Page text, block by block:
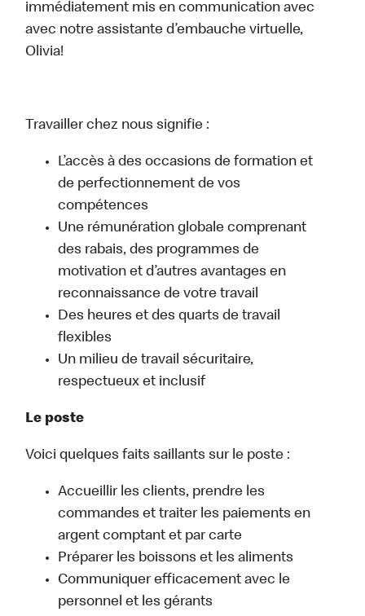
immédiatement mis en communication avec
avec notre assistante d’embauche virtuelle,
Olivia!
Travailler chez nous signifie :
L’accès à des occasions de formation et
de perfectionnement de vos
compétences
Une rémunération globale comprenant
des rabais, des programmes de
motivation et d’autres avantages en
reconnaissance de votre travail
Des heures et des quarts de travail
flexibles
Un milieu de travail sécuritaire,
respectueux et inclusif
Le poste
Voici quelques faits saillants sur le poste :
Accueillir les clients, prendre les
commandes et traiter les paiements en
argent comptant et par carte
Préparer les boissons et les aliments
Communiquer efficacement avec le
personnel et les gérants